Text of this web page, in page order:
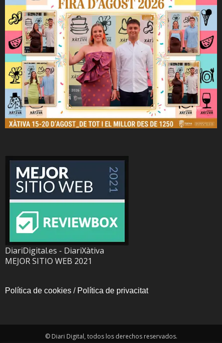
DiariDigital.es - DiariXàtiva
MEJOR SITIO WEB 2021
Política de cookies / Política de privacitat
© Diari Digital, todos los derechos reservados.